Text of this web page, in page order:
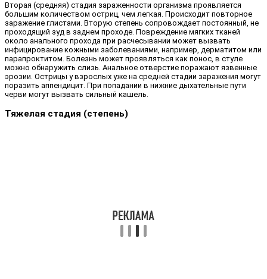
Вторая (средняя) стадия зараженности организма проявляется
большим количеством остриц, чем легкая. Происходит повторное
заражение глистами. Вторую степень сопровождает постоянный, не
проходящий зуд в заднем проходе. Повреждение мягких тканей
около анального прохода при расчесывании может вызвать
инфицирование кожными заболеваниями, например, дерматитом или
парапроктитом. Болезнь может проявляться как понос, в стуле
можно обнаружить слизь. Анальное отверстие поражают язвенные
эрозии. Острицы у взрослых уже на средней стадии заражения могут
поразить аппендицит. При попадании в нижние дыхательные пути
черви могут вызвать сильный кашель.
Тяжелая стадия (степень)